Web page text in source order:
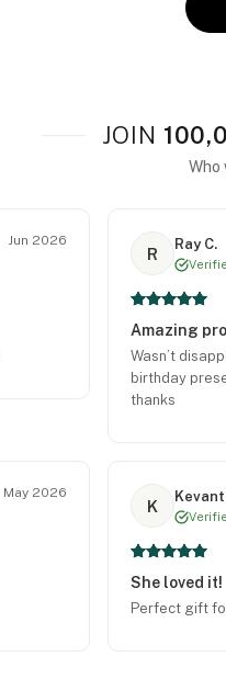
JOIN
Who
Jun 2026
R
Ray C.
Amazing
Wasn’t
birthday
thanks
May 2026
K
She loved it!
Perfect gift